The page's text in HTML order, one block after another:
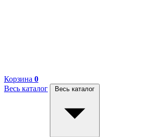
Корзина 0
Весь каталог
Весь каталог